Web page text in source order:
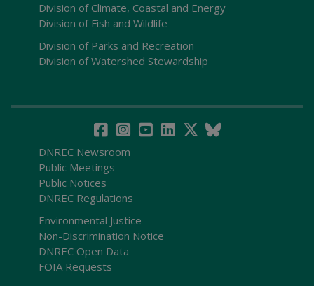
Division of Climate, Coastal and Energy
Division of Fish and Wildlife
Division of Parks and Recreation
Division of Watershed Stewardship
DNREC Newsroom
Public Meetings
Public Notices
DNREC Regulations
Environmental Justice
Non-Discrimination Notice
DNREC Open Data
FOIA Requests